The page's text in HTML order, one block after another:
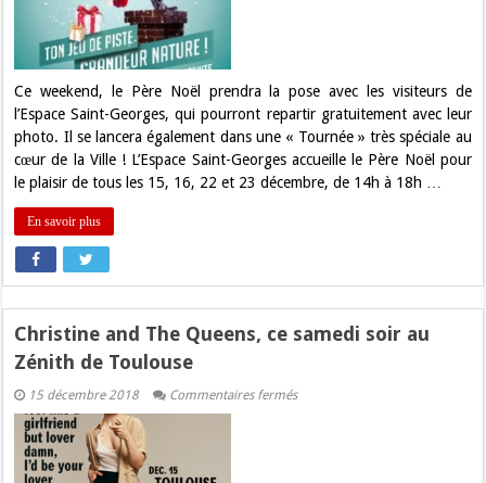
Ce weekend, le Père Noël prendra la pose avec les visiteurs de
l’Espace Saint-Georges, qui pourront repartir gratuitement avec leur
photo. Il se lancera également dans une « Tournée » très spéciale au
cœur de la Ville ! L’Espace Saint-Georges accueille le Père Noël pour
le plaisir de tous les 15, 16, 22 et 23 décembre, de 14h à 18h …
En savoir plus
Christine and The Queens, ce samedi soir au
Zénith de Toulouse
15 décembre 2018 Commentaires ferméssur